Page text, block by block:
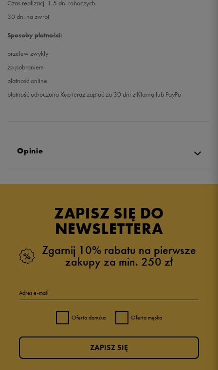
Czas realizacji 1-5 dni roboczych
30 dni na zwrot
Sposoby płatności:
przelew zwykły
za pobraniem
płatność online
płatność odroczona Kup teraz zapłać za 30 dni z Klarną lub PayPo
Opinie
ZAPISZ SIĘ DO
NEWSLETTERA
Zgarnij 10% rabatu na pierwsze
zakupy za min. 250 zł
Adres e-mail
Oferta damska Oferta męska
ZAPISZ SIĘ